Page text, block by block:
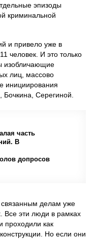
эпизоды
криминальной
и привело уже в
человек. И это только
изобличающие
лиц, массово
инициирования
Бочкина, Серегиной.
часть
В
допросов
делам уже
Все эти люди в рамках
проходили как
Но если они